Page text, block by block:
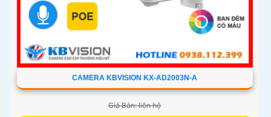
CAMERA KBVISION KX-AD2003N-A
Giá Bán: liên hệ